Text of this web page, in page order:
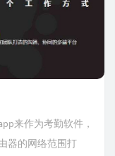
来作为考勤软件，
器的网络范围打